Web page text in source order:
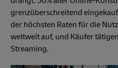
grenzüberschreitend
der höchsten Raten für die
weltweit auf, und Käufer
Streaming.